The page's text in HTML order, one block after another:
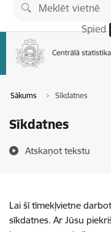
Pāriet uz lapas saturu
Spied
Sākums Sīkdatnes
Sīkdatnes
Atskaņot tekstu
Lai šī tīmekļvietne
sīkdatnes. Ar Jūsu